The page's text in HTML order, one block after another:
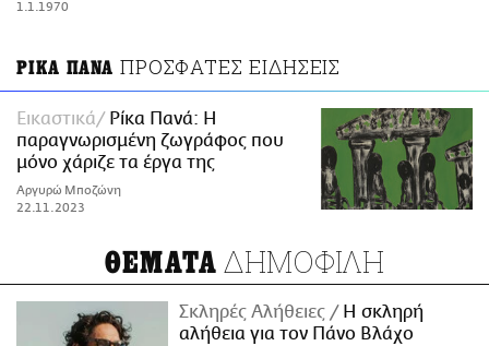
PRINT
1.1.1970
ΡΙΚΑ ΠΑΝΑ ΠΡΟΣΦΑΤΕΣ ΕΙΔΗΣΕΙΣ
Εικαστικά
Ρίκα Πανά: Η
παραγνωρισμένη ζωγράφος που
μόνο χάριζε τα έργα της
Αργυρώ Μποζώνη
22.11.2023
ΘΕΜΑΤΑ ΔΗΜΟΦΙΛΗ
Σκληρές Αλήθειες
H σκληρή
αλήθεια για τον Πάνο Βλάχο